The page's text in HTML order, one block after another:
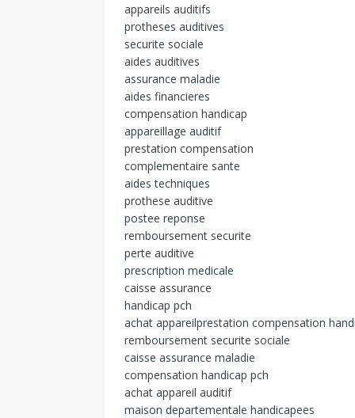
appareils auditifs
protheses auditives
securite sociale
aides auditives
assurance maladie
aides financieres
compensation handicap
appareillage auditif
prestation compensation
complementaire sante
aides techniques
prothese auditive
postee reponse
remboursement securite
perte auditive
prescription medicale
caisse assurance
handicap pch
achat appareilprestation compensation
remboursement securite sociale
caisse assurance maladie
compensation handicap pch
achat appareil auditif
maison departementale handicapees